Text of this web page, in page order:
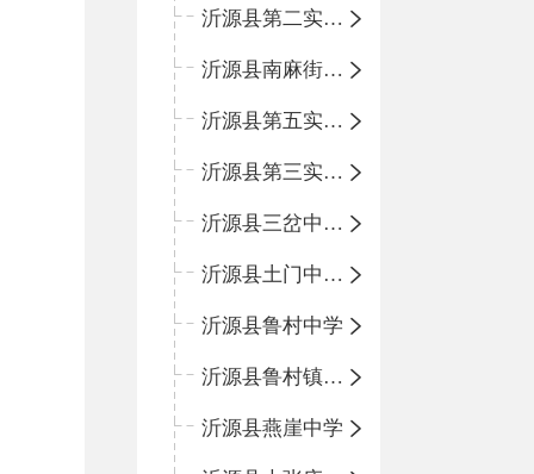
沂源县第二实验中学
沂源县南麻街道办事处中心小学
沂源县第五实验小学
沂源县第三实验小学
沂源县三岔中心学校
沂源县土门中心学校
沂源县鲁村中学
沂源县鲁村镇中心小学
沂源县燕崖中学